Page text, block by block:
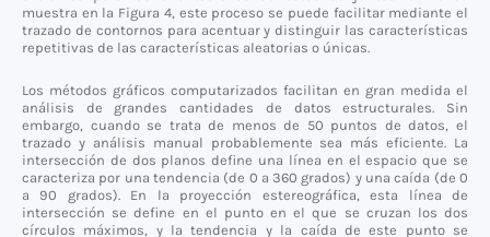
muestra en la Figura 4, este proceso se puede facilitar mediante el
trazado de contornos para acentuar y distinguir las características
repetitivas de las características aleatorias o únicas.
Los métodos gráficos computarizados facilitan en gran medida el
análisis de grandes cantidades de datos estructurales. Sin
embargo, cuando se trata de menos de 50 puntos de datos, el
trazado y análisis manual probablemente sea más eficiente. La
intersección de dos planos define una línea en el espacio que se
caracteriza por una tendencia (de 0 a 360 grados) y una caída (de 0
a 90 grados). En la proyección estereográfica, esta línea de
intersección se define en el punto en el que se cruzan los dos
círculos máximos, y la tendencia y la caída de este punto se